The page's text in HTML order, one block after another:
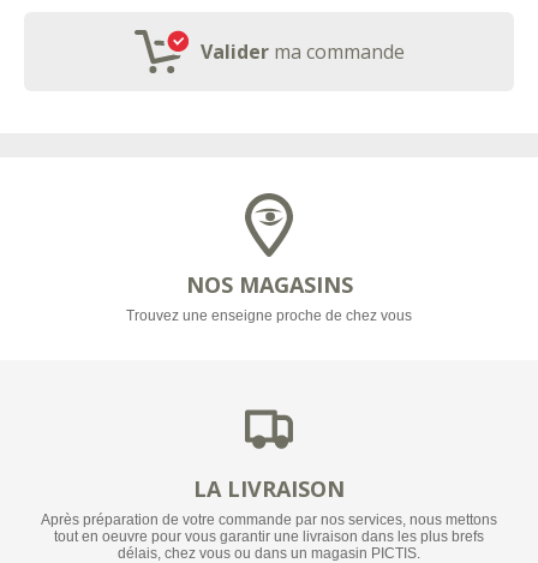
Validerma commande
NOS MAGASINS
Trouvez une enseigne proche de chez vous
LA LIVRAISON
Après préparation de votre commande par nos services, nous mettons
tout en oeuvre pour vous garantir une livraison dans les plus brefs
délais, chez vous ou dans un magasin PICTIS.